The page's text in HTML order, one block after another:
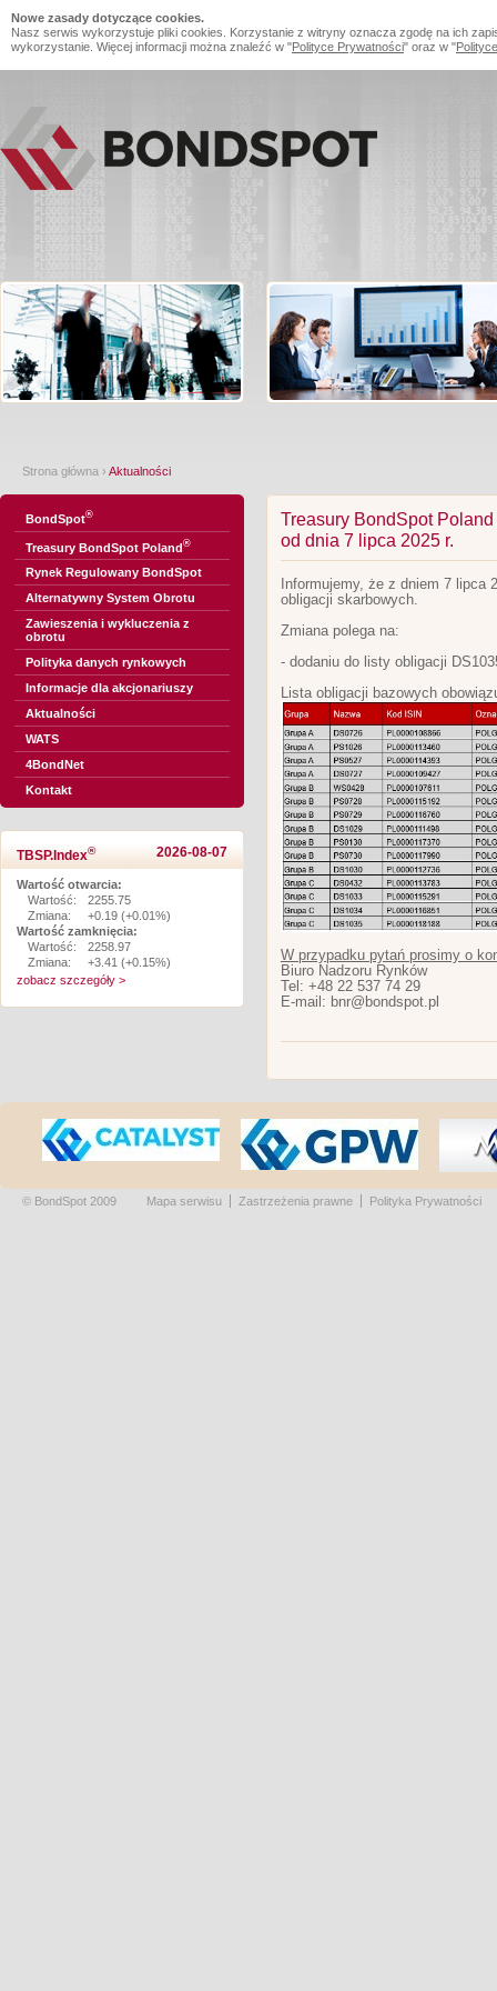
Nowe zasady dotyczące cookies.
Nasz serwis wykorzystuje pliki cookies. Korzystanie z witryny oznacza zgodę na ich
wykorzystanie. Więcej informacji można znaleźć w "Polityce Prywatności" oraz w "
Strona główna › Aktualności
BondSpot®
Treasury BondSpot Poland®
Rynek Regulowany BondSpot
Alternatywny System Obrotu
Zawieszenia i wykluczenia z
obrotu
Polityka danych rynkowych
Informacje dla akcjonariuszy
Aktualności
WATS
4BondNet
Kontakt
TBSP.Index® 2026-08-07
Wartość otwarcia:
Wartość:
2255.75
Zmiana:
+0.19 (+0.01%)
Wartość zamknięcia:
Wartość:
2258.97
Zmiana:
+3.41 (+0.15%)
zobacz szczegóły >
Treasury BondSpot
od dnia 7 lipca 2025 r.
Informujemy, że z dniem 7 lipca
obligacji skarbowych.
Zmiana polega na:
- dodaniu do listy obligacji
Lista obligacji bazowych
W przypadku pytań prosimy o
Biuro Nadzoru Rynków
Tel: +48 22 537 74 29
E-mail: bnr@bondspot.pl
© BondSpot 2009 Mapa serwisu Zastrzeżenia prawne Polityka Prywatności